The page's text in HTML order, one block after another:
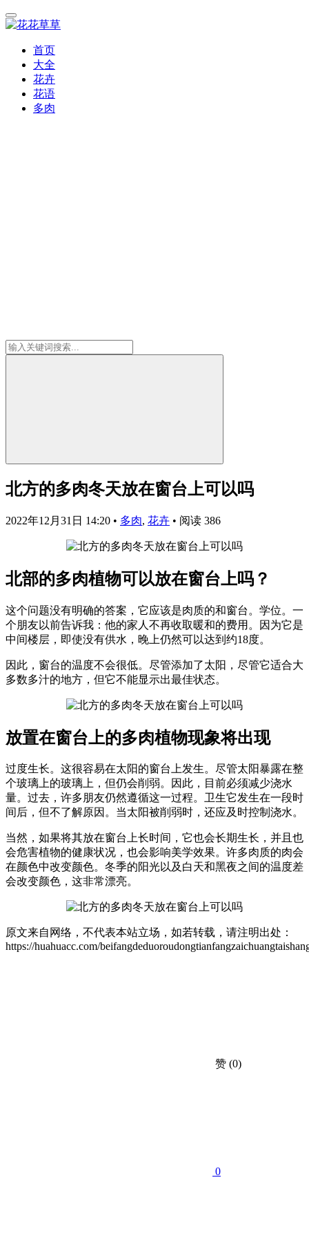
首页
大全
花卉
花语
多肉
北方的多肉冬天放在窗台上可以吗
2022年12月31日 14:20 • 多肉, 花卉 • 阅读 386
北部的多肉植物可以放在窗台上吗？
这个问题没有明确的答案，它应该是肉质的和窗台。学位。一
个朋友以前告诉我：他的家人不再收取暖和的费用。因为它是
中间楼层，即使没有供水，晚上仍然可以达到约18度。
因此，窗台的温度不会很低。尽管添加了太阳，尽管它适合大
多数多汁的地方，但它不能显示出最佳状态。
放置在窗台上的多肉植物现象将出现
过度生长。这很容易在太阳的窗台上发生。尽管太阳暴露在整
个玻璃上的玻璃上，但仍会削弱。因此，目前必须减少浇水
量。过去，许多朋友仍然遵循这一过程。卫生它发生在一段时
间后，但不了解原因。当太阳被削弱时，还应及时控制浇水。
当然，如果将其放在窗台上长时间，它也会长期生长，并且也
会危害植物的健康状况，也会影响美学效果。许多肉质的肉会
在颜色中改变颜色。冬季的阳光以及白天和黑夜之间的温度差
会改变颜色，这非常漂亮。
原文来自网络，不代表本站立场，如若转载，请注明出处：
https://huahuacc.com/
赞 (0)
0